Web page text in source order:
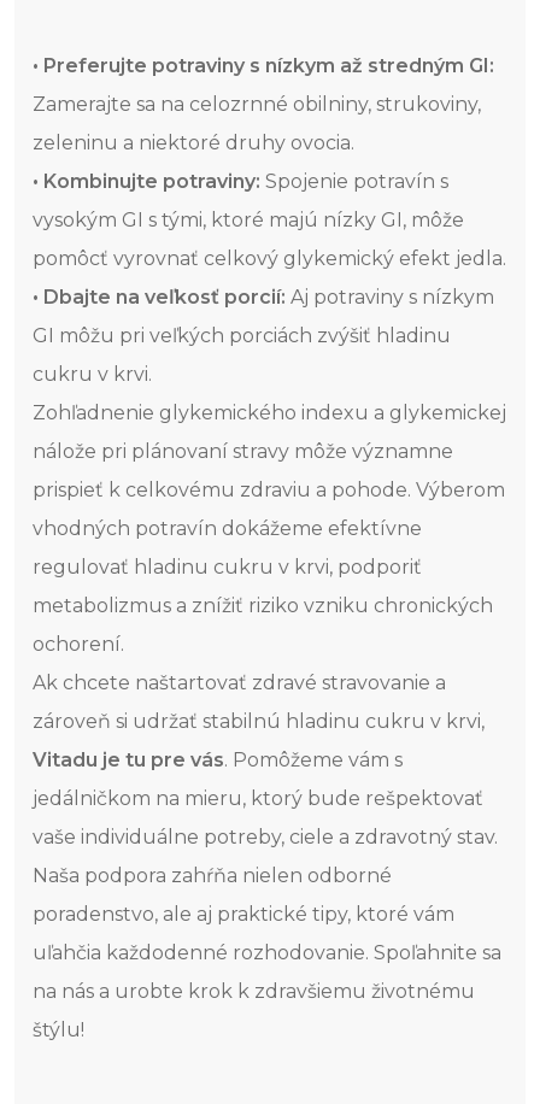
• Preferujte potraviny s nízkym až stredným GI:
Zamerajte sa na celozrnné obilniny, strukoviny,
zeleninu a niektoré druhy ovocia.
• Kombinujte potraviny: Spojenie potravín s
vysokým GI s tými, ktoré majú nízky GI, môže
pomôcť vyrovnať celkový glykemický efekt jedla.
• Dbajte na veľkosť porcií: Aj potraviny s nízkym
GI môžu pri veľkých porciách zvýšiť hladinu
cukru v krvi.
Zohľadnenie glykemického indexu a glykemickej
nálože pri plánovaní stravy môže významne
prispieť k celkovému zdraviu a pohode. Výberom
vhodných potravín dokážeme efektívne
regulovať hladinu cukru v krvi, podporiť
metabolizmus a znížiť riziko vzniku chronických
ochorení.
Ak chcete naštartovať zdravé stravovanie a
zároveň si udržať stabilnú hladinu cukru v krvi,
Vitadu je tu pre vás. Pomôžeme vám s
jedálničkom na mieru, ktorý bude rešpektovať
vaše individuálne potreby, ciele a zdravotný stav.
Naša podpora zahŕňa nielen odborné
poradenstvo, ale aj praktické tipy, ktoré vám
uľahčia každodenné rozhodovanie. Spoľahnite sa
na nás a urobte krok k zdravšiemu životnému
štýlu!